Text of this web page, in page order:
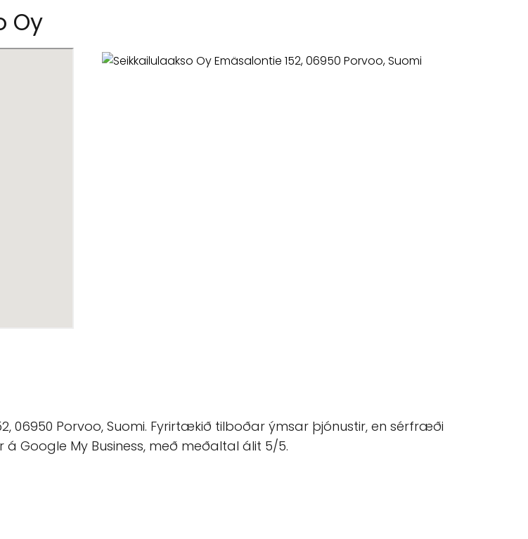
Oy
06950 Porvoo, Suomi. Fyrirtækið tilboðar ýmsar þjónustir, en sérfræði
Google My Business, með meðaltal álit 5/5.